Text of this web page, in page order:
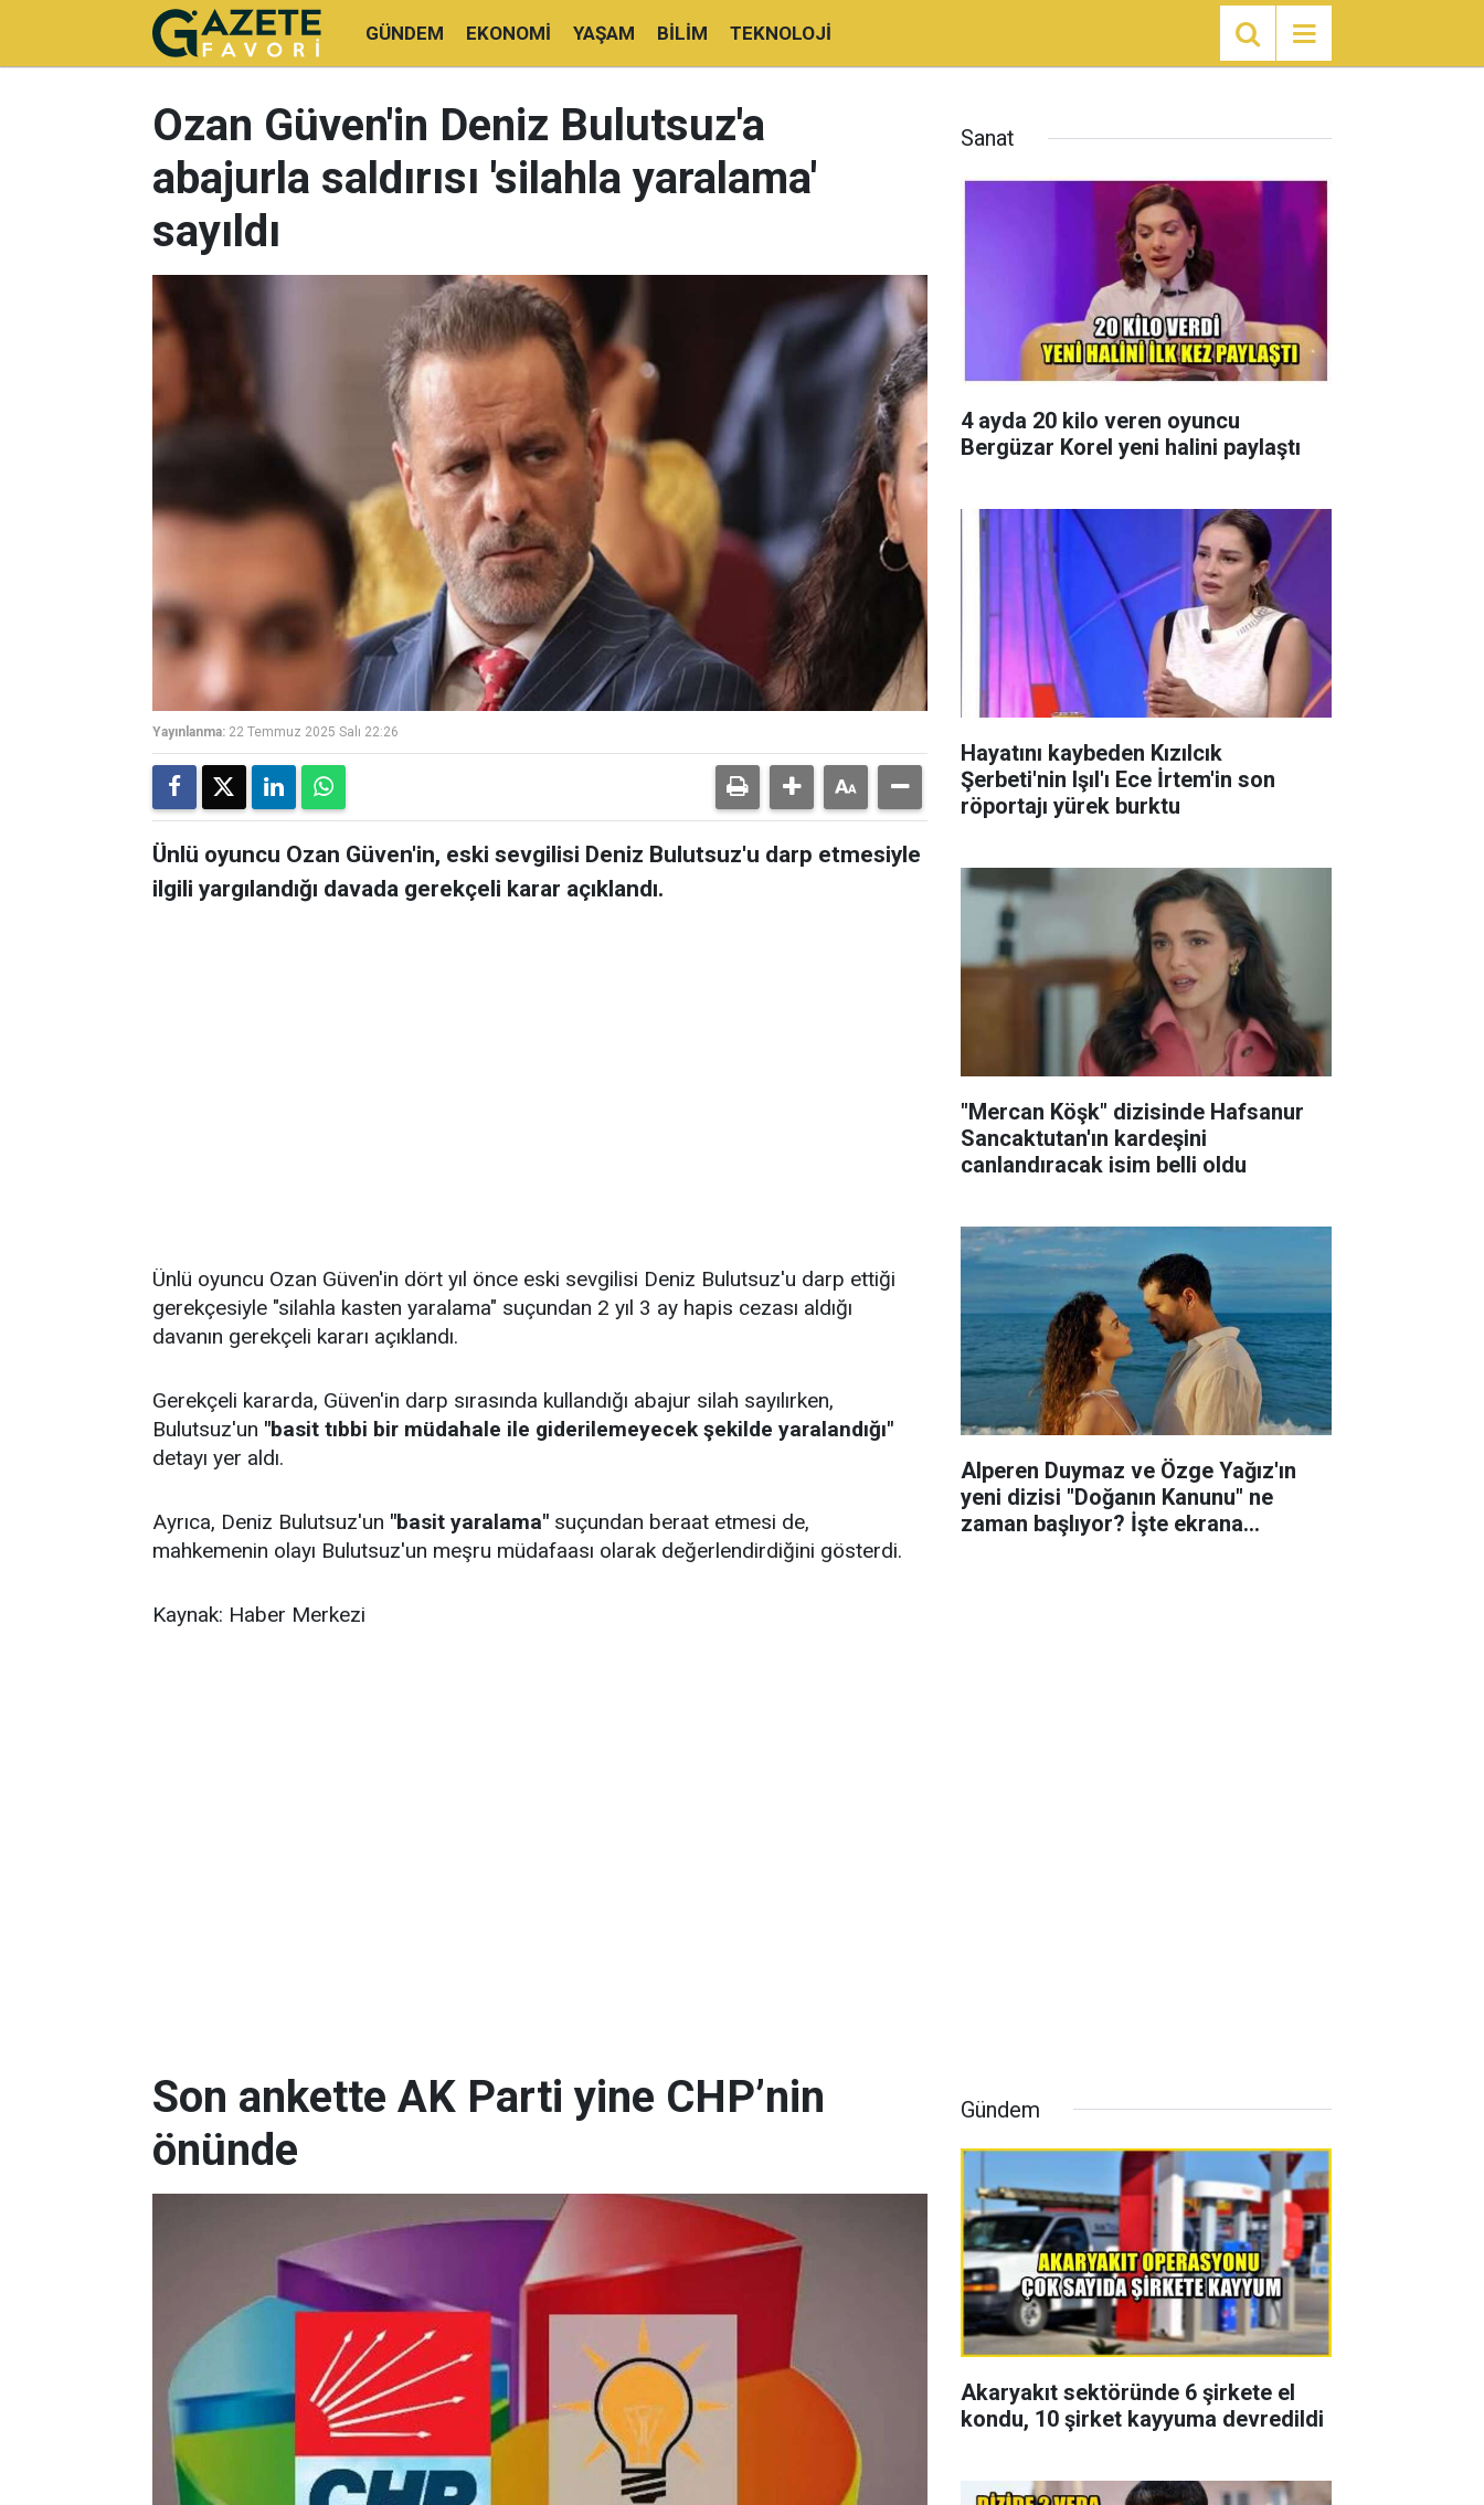
GÜNDEM EKONOMI YAŞAM BILIM TEKNOLOJI
Ozan Güven'in Deniz Bulutsuz'a
abajurla saldırısı 'silahla yaralama'
sayıldı
Yayınlanma: 22 Temmuz 2025 Salı 22:26
Ünlü oyuncu Ozan Güven'in, eski sevgilisi Deniz Bulutsuz'u darp etmesiyle
ilgili yargılandığı davada gerekçeli karar açıklandı.
Ünlü oyuncu Ozan Güven'in dört yıl önce eski sevgilisi Deniz Bulutsuz'u darp ettiği
gerekçesiyle "silahla kasten yaralama" suçundan 2 yıl 3 ay hapis cezası aldığı
davanın gerekçeli kararı açıklandı.
Gerekçeli kararda, Güven'in darp sırasında kullandığı abajur silah sayılırken,
Bulutsuz'un "basit tıbbi bir müdahale ile giderilemeyecek şekilde yaralandığı"
detayı yer aldı.
Ayrıca, Deniz Bulutsuz'un "basit yaralama" suçundan beraat etmesi de,
mahkemenin olayı Bulutsuz'un meşru müdafaası olarak değerlendirdiğini gösterdi.
Kaynak: Haber Merkezi
Sanat
4 ayda 20 kilo veren oyuncu
Bergüzar Korel yeni halini paylaştı
Hayatını kaybeden Kızılcık
Şerbeti'nin Işıl'ı Ece İrtem'in son
röportajı yürek burktu
"Mercan Köşk" dizisinde Hafsanur
Sancaktutan'ın kardeşini
canlandıracak isim belli oldu
Alperen Duymaz ve Özge Yağız'ın
yeni dizisi "Doğanın Kanunu" ne
zaman başlıyor? İşte ekrana
Son ankette AK Parti yine CHP’nin
önünde
Gündem
Akaryakıt sektöründe 6 şirkete el
kondu, 10 şirket kayyuma devredildi